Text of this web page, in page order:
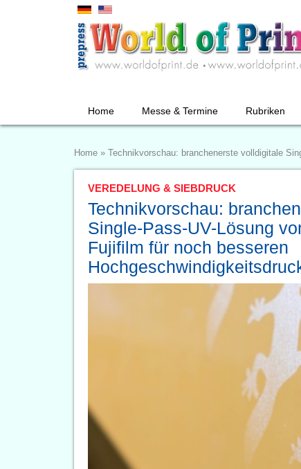
Home Messe & Termine Rubriken
Home » Technikvorschau: branchenerste volldigitale
VEREDELUNG & SIEBDRUCK
Technikvorschau:
Single-Pass-UV-Lösung
Fujifilm für noch besseren